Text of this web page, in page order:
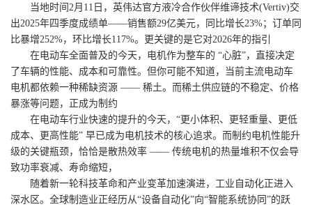
当地时间2月11日，英伟达官方液冷合作伙伴维谛技术(Vertiv)交
出2025年四季度成绩单——销售额29亿美元，同比增长23%；订单同
比暴增252%，环比增长117%。更关键的是它对2026年的指引
在电动车全面普及的今天，电机作为整车的 “心脏”，直接决定
了车辆的性能、成本和可靠性。但你可能不知道，当前主流电动车
电机都依赖一种稀缺资源 —— 稀土。而稀土供应链的不稳定、价格
暴涨等问题，正成为制约
在电动车行业快速的提升的今天，“更小体积、更轻重量、更低
成本、更高性能” 早已成为电机技术的核心追求。而制约电机性能升
级的关键瓶颈，恰恰是散热效率 —— 传统电机的热量堆积不仅会导
致功率衰减、寿命缩短，
随着新一轮科技革命和产业变革加速演进，工业自动化正进入
深水区。全球制造业正经历从“设备自动化”向“智能系统协同”的跃